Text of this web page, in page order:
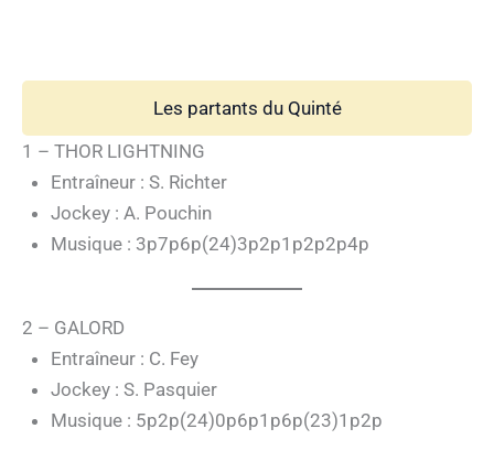
Les partants du Quinté
1 – THOR LIGHTNING
Entraîneur : S. Richter
Jockey : A. Pouchin
Musique : 3p7p6p(24)3p2p1p2p2p4p
2 – GALORD
Entraîneur : C. Fey
Jockey : S. Pasquier
Musique : 5p2p(24)0p6p1p6p(23)1p2p